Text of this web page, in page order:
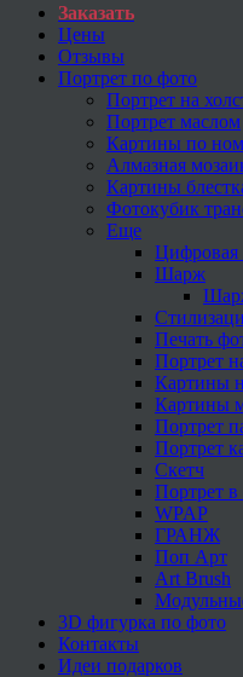
Заказать
Цены
Отзывы
Портрет по фото
Портрет на
Портрет маслом
Картины по
Алмазная
Картины
Фотокубик
Еще
Цифровая
Шарж
Печать
Портрет
Картины
Картины
Портрет
Портрет
Скетч
Портрет в
WPAP
ГРАНЖ
Поп Арт
Art Brush
3D фигурка по фото
Контакты
Идеи подарков